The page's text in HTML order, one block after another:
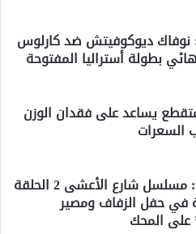
نوفاك ديوكوفيتش ضد كارلوس
بطولة أستراليا المفتوحة
يساعد على فقدان الوزن
السعرات
بالتفاصيل: مسلسل شارع الأعشى 2 الحلقة
في حفل الزفاف ومصير
المحك